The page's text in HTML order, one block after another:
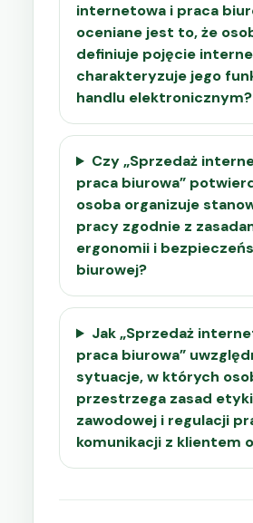
internetowa i praca
oceniane jest to, że
definiuje pojęcie
charakteryzuje jego
handlu elektronicznym?
Czy „Sprzedaż
praca biurowa”
osoba organizuje
pracy zgodnie z
ergonomii i
biurowej?
Jak „Sprzedaż
praca biurowa”
sytuacje, w których
przestrzega zasad etyki
zawodowej i regulacji
komunikacji z klientem